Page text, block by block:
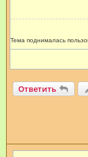
Тема поднималась
Ответить